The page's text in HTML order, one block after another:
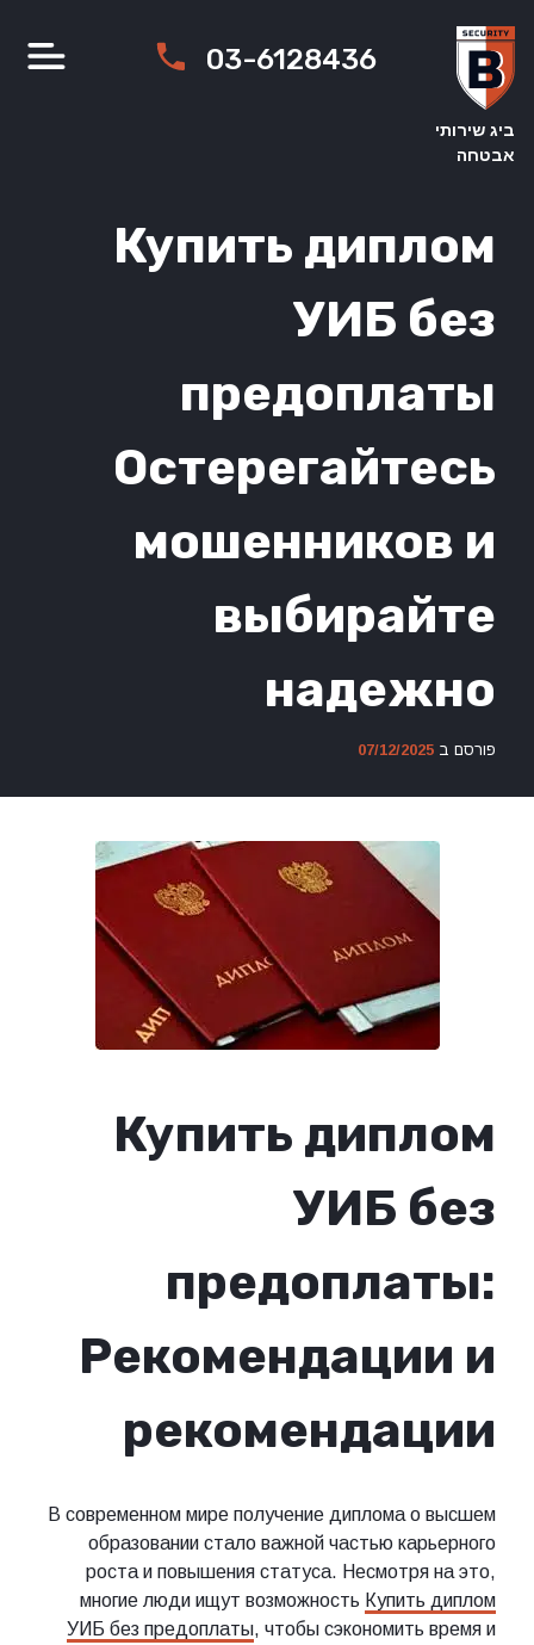
content
ביג שירותי
אבטחה
03-6128436
Купить диплом
УИБ без
предоплаты
Остерегайтесь
мошенников и
выбирайте
надежно
פורסם ב 07/12/2025
Купить диплом
УИБ без
предоплаты:
Рекомендации и
рекомендации
В современном мире получение диплома о высшем
образовании стало важной частью карьерного
роста и повышения статуса. Несмотря на это,
многие люди ищут возможность Купить диплом
УИБ без предоплаты, чтобы сэкономить время и